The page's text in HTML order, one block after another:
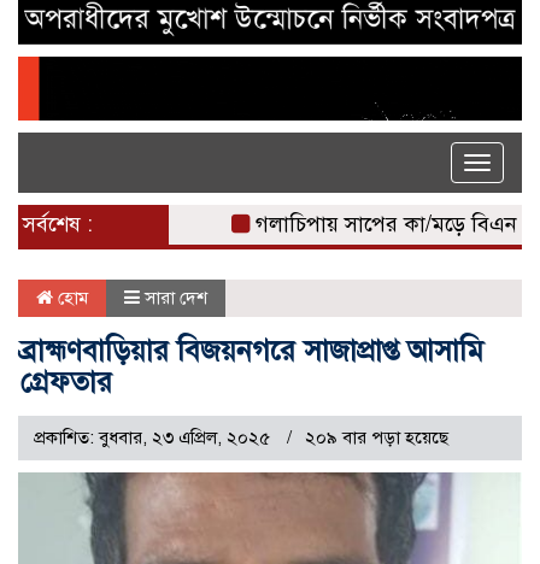
Toggle
সর্বশেষ : গলাচিপায় সাপের কা/মড়ে বিএনপি
হোম সারা দেশ
ব্রাহ্মণবাড়িয়ার বিজয়নগরে সাজাপ্রাপ্ত আসামি
গ্রেফতার
প্রকাশিত: বুধবার, ২৩ এপ্রিল, ২০২৫ ২০৯ বার পড়া হয়েছে